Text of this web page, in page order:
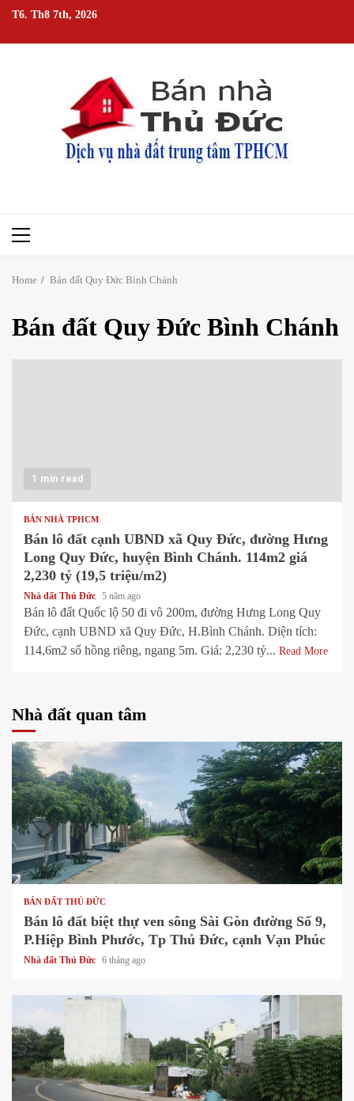
Skip
content
T6. Th8 7th, 2026
Primary
Home Bán đất Quy Đức Bình Chánh
Bán đất Quy Đức Bình Chánh
1 min read
BÁN NHÀ TPHCM
Bán lô đất cạnh UBND xã Quy Đức, đường Hưng
Long Quy Đức, huyện Bình Chánh. 114m2 giá
2,230 tỷ (19,5 triệu/m2)
Nhà đất Thủ Đức 5 năm ago
Bán lô đất Quốc lộ 50 đi vô 200m, đường Hưng Long Quy
Đức, cạnh UBND xã Quy Đức, H.Bình Chánh. Diện tích:
114,6m2 sổ hồng riêng, ngang 5m. Giá: 2,230 tỷ... Read More
Nhà đất quan tâm
1 min read
BÁN ĐẤT THỦ ĐỨC
Bán lô đất biệt thự ven sông Sài Gòn đường Số 9,
P.Hiệp Bình Phước, Tp Thủ Đức, cạnh Vạn Phúc
Nhà đất Thủ Đức 6 tháng ago